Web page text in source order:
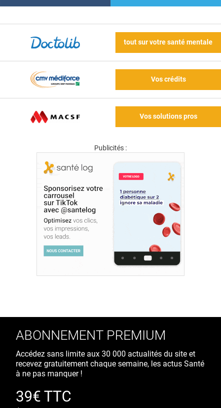
tout sur votre santé mentale
Vos crédits
Vos solutions pros
Publicités :
ABONNEMENT PREMIUM
Accédez sans limite aux 30 000 actualités du site et
recevez gratuitement chaque semaine, les actus Santé
à ne pas manquer !
39€ TTC